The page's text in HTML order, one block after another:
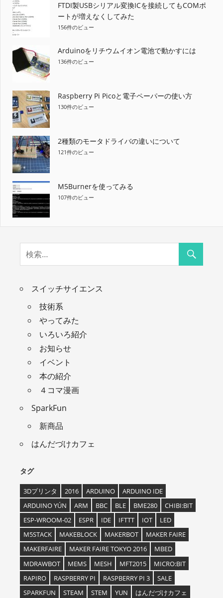
FTDI製USBシリアル変換ICを接続してもCOMポ
ートが増えなくしてみた
156件のビュー
Arduinoをリチウムイオン電池で動かすには
136件のビュー
Raspberry Pi Picoと電子ペーパーの使い方
130件のビュー
2種類のモータドライバの違いについて
121件のビュー
M5Burnerを使ってみる
107件のビュー
スイッチサイエンス
技術系
やってみた
いろいろ紹介
お知らせ
イベント
本の紹介
４コマ漫画
SparkFun
新商品
はんだづけカフェ
タグ
3Dプリンタ 2016 ARDUINO
ARDUINO IDE
ARDUINO YÚN
ARM BBC BLE BME280
CHIBI:BIT
ESP-WROOM-02
ESPR IDE IFTTT IOT
LED
M5STACK
MAKEBLOCK MAKERBOT
MAKER FAIRE
MAKERFAIRE
MAKER FAIRE TOKYO 2016
MBED
MDRAWBOT
MEMS MESH MFT2015
MICRO:BIT
RAPIRO
RASPBERRY PI RASPBERRY PI 3
SALE
SPARKFUN
STEAM STEM YUN はんだづけカフェ